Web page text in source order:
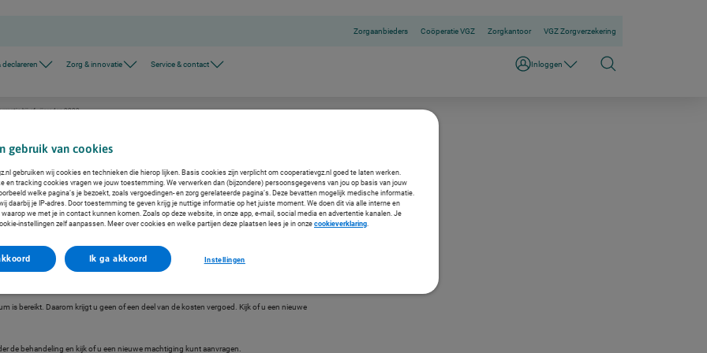
Zorgaanbieders Coöperatie VGZ Zorgkantoor VGZ Zorgverzekering
Zorg & innovatie Service & contact Inloggen
bij afwijsreden 0200
leggen u graag uit waarom uw declaratie is afgewezen en hoe u een correcte declaratie indient.
is bereikt. Daarom krijgt u geen of een deel van de kosten vergoed. Kijk of u een nieuwe
de behandeling en kijk of u een nieuwe machtiging kunt aanvragen.
gebruik van cookies
gebruiken wij cookies en technieken die hierop lijken. Basis cookies zijn verplicht om cooperatievgz.nl goed te laten werken.
en tracking cookies vragen we jouw toestemming. We verwerken dan (bijzondere) persoonsgegevens van jou op basis van jouw
welke pagina’s je bezoekt, zoals vergoedingen- en zorg gerelateerde pagina’s. Deze bevatten mogelijk medische informatie.
daarbij je IP-adres. Door toestemming te geven krijg je nuttige informatie op het juiste moment. We doen dit via alle interne en
we met je in contact kunnen komen. Zoals op deze website, in onze app, e-mail, social media en advertentie kanalen. Je
instellingen zelf aanpassen. Meer over cookies en welke partijen deze plaatsen lees je in onze cookieverklaring
Instellingen
Ik ga akkoord